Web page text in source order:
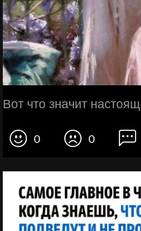
Вот что значит
0 0